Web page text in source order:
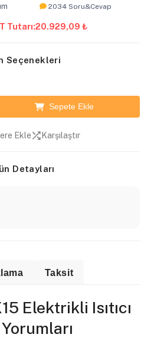
2034 Soru&Cevap
Tutarı:20.929,09 ₺
Seçenekleri
Sepete Ekle
Ekle Karşılaştır
Detayları
Taksit
Elektrikli Isıtıcı